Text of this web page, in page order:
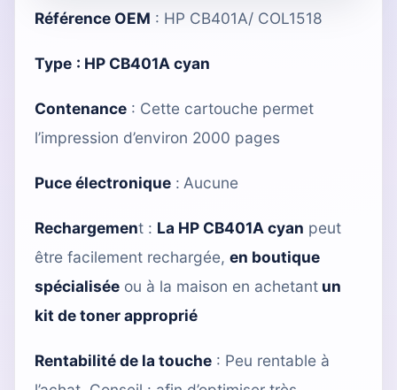
Référence OEM : HP CB401A/ COL1518
Type : HP CB401A cyan
Contenance : Cette cartouche permet
l’impression d’environ 2000 pages
Puce électronique : Aucune
Rechargement : La HP CB401A cyan peut
être facilement rechargée, en boutique
spécialisée ou à la maison en achetant un
kit de toner approprié
Rentabilité de la touche : Peu rentable à